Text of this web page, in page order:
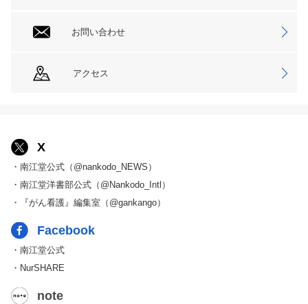
お問い合わせ
アクセス
X
・南江堂公式（@nankodo_NEWS）
・南江堂洋書部公式（@Nankodo_Intl）
・『がん看護』編集室（@gankango）
Facebook
・南江堂公式
・NurSHARE
note